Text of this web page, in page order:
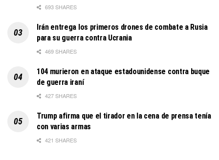
693 SHARES
Irán entrega los primeros drones de combate a Rusia
para su guerra contra Ucrania
469 SHARES
104 murieron en ataque estadounidense contra buque
de guerra iraní
427 SHARES
Trump afirma que el tirador en la cena de prensa tenía
con varias armas
421 SHARES